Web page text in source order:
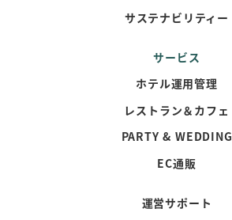
サステナビリティー
サービス
ホテル運用管理
レストラン＆カフェ
PARTY & WEDDING
EC通販
運営サポート